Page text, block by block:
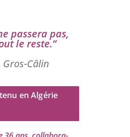
pas­se­ra pas,
le reste.”
Gros-Câlin
en Algérie